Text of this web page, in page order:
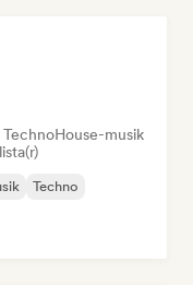
TechnoHouse-musik
Techno